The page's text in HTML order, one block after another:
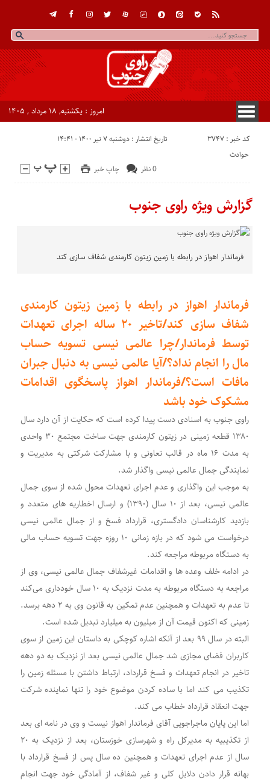
امروز : یکشنبه, ۱۸ مرداد , ۱۴۰۵
کد خبر : 3747 تاریخ انتشار : دوشنبه ۷ تیر ۱۴۰۰ - ۱۴:۴۱
چاپ خبر 0 نظر
حوادث
گزارش ویژه راوی جنوب
فرماندار اهواز در رابطه با زمین زیتون کارمندی شفاف سازی کند
فرماندار اهواز در رابطه با زمین زیتون کارمندی
شفاف سازی کند/تاخیر ۲۰ ساله اجرای تعهدات
توسط فرماندار/چرا عالمی نیسی تسویه حساب
مال را انجام نداد؟/آیا عالمی نیسی به دنبال جبران
مافات است؟/فرماندار اهواز پاسخگوی اقدامات
مشکوک خود باشد
راوی جنوب به اسنادی دست پیدا کرده است که حکایت از آن دارد سال
۱۳۸۰ قطعه زمینی در زیتون کارمندی جهت ساخت مجتمع ۳۰ واحدی
به مدت ۱۶ ماه در قالب تعاونی و با مشارکت شرکتی به مدیریت و
نمایندگی جمال عالمی نیسی واگذار شد.
به موجب این واگذاری و عدم اجرای تعهدات محول شده از سوی جمال
عالمی نیسی، بعد از ۱۰ سال (۱۳۹۰) و ارسال اخطاریه های متعدد و
بازدید کارشناسان دادگستری، قرارداد فسخ و از جمال عالمی نیسی
درخواست می شود که در بازه زمانی ۱۰ روزه جهت تسویه حساب مالی
به دستگاه مربوطه مراجعه کند.
در ادامه خلف وعده ها و اقدامات غیرشفاف جمال عالمی نیسی، وی از
مراجعه به دستگاه مربوطه به مدت نزدیک به ۱۰ سال خودداری می‌کند
تا عدم به تعهدات و همچنین عدم تمکین به قانون وی به ۲ دهه برسد.
زمینی که اکنون قیمت آن از میلیون به میلیارد تبدیل شده است.
البته در سال ۹۹ بعد از آنکه اشاره کوچکی به داستان این زمین از سوی
کاربران فضای مجازی شد جمال عالمی نیسی بعد از نزدیک به دو دهه
تاخیر در انجام تعهدات و فسخ قرارداد، ارتباط داشتن با مسئله زمین را
تکذیب می کند اما با ساده کردن موضوع خود را تنها نماینده شرکت
جهت انعقاد قرارداد خطاب می کند.
اما این پایان ماجراجویی آقای فرماندار اهواز نیست و وی در نامه ای بعد
از تکذیبیه به مدیرکل راه و شهرسازی خوزستان، بعد از نزدیک به ۲۰
سال از عدم اجرای تعهدات و همچنین ده سال پس از فسخ قرارداد با
بهانه قرار دادن دلایل کلی و غیر شفاف، از آمادگی خود جهت انجام